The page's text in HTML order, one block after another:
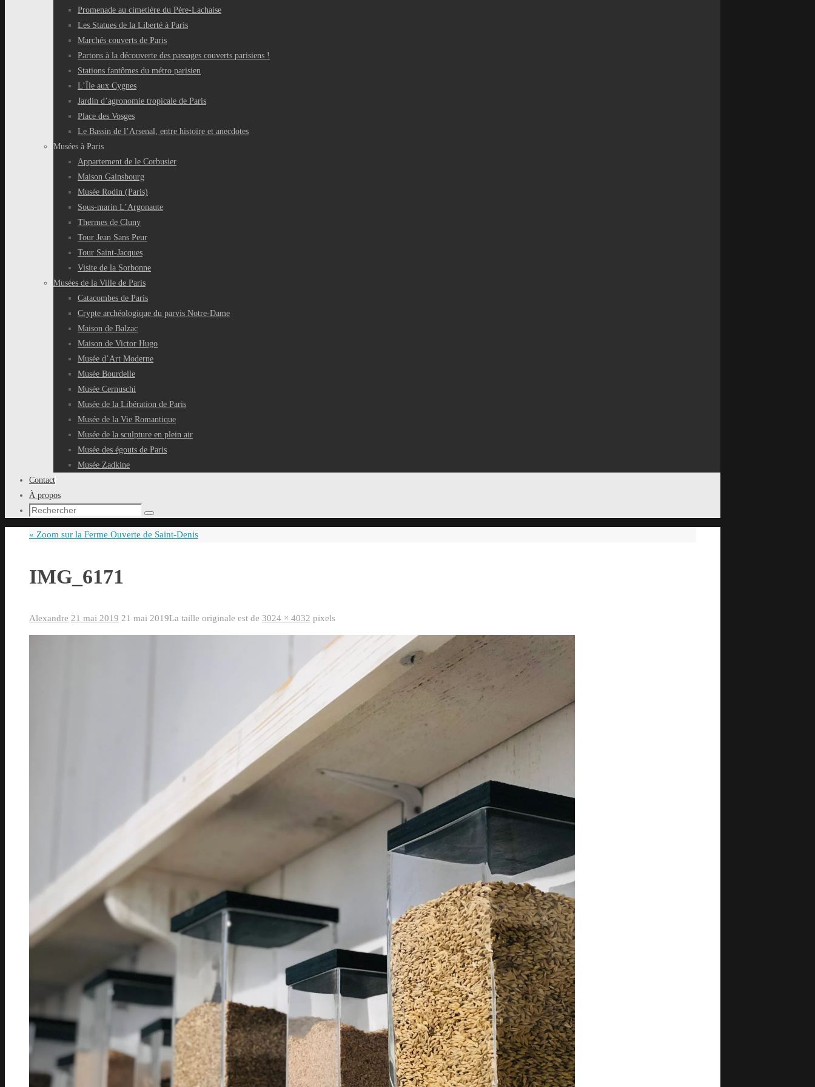
Promenade au cimetière du Père-Lachaise
Les Statues de la Liberté à Paris
Marchés couverts de Paris
Partons à la découverte des passages couverts parisiens !
Stations fantômes du métro parisien
L’Île aux Cygnes
Jardin d’agronomie tropicale de Paris
Place des Vosges
Le Bassin de l’Arsenal, entre histoire et anecdotes
Musées à Paris
Appartement de le Corbusier
Maison Gainsbourg
Musée Rodin (Paris)
Sous-marin L’Argonaute
Thermes de Cluny
Tour Jean Sans Peur
Tour Saint-Jacques
Visite de la Sorbonne
Musées de la Ville de Paris
Catacombes de Paris
Crypte archéologique du parvis Notre-Dame
Maison de Balzac
Maison de Victor Hugo
Musée d’Art Moderne
Musée Bourdelle
Musée Cernuschi
Musée de la Libération de Paris
Musée de la Vie Romantique
Musée de la sculpture en plein air
Musée des égouts de Paris
Musée Zadkine
Contact
À propos
Recherche
:
Rechercher
« Zoom sur la Ferme Ouverte de Saint-Denis
IMG_6171
Alexandre 21 mai 2019 21 mai 2019La taille originale est de 3024 × 4032 pixels